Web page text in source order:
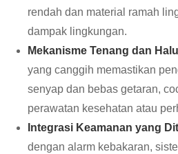
rendah dan material ramah
dampak lingkungan.
Mekanisme Tenang dan
yang canggih memastikan
senyap dan bebas getaran,
perawatan kesehatan atau
Integrasi Keamanan yang
dengan alarm kebakaran,